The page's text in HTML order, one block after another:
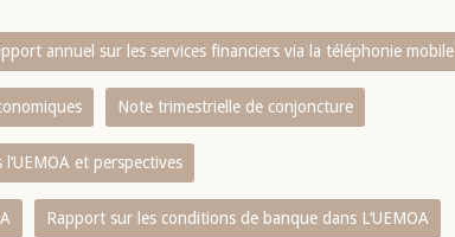
annuel sur les services financiers via la téléphonie mobile
Note trimestrielle de conjoncture
et perspectives
Rapport sur les conditions de banque dans L‘UEMOA